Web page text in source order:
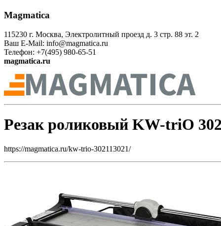
Magmatica
115230 г. Москва, Электролитный проезд д. 3 стр. 88 эт. 2
Ваш E-Mail: info@magmatica.ru
Телефон: +7(495) 980-65-51
magmatica.ru
Резак роликовый KW-triO
https://magmatica.ru/kw-trio-302113021/